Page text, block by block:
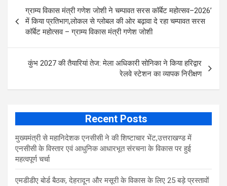
b
o
o
k
er
s
A
p
p
e
navigation
ग्राम्य विकास मंत्री गणेश जोशी ने चम्पावत सरस कॉर्बेट महोत्सव–2026’
में किया प्रतिभाग,लोकल से ग्लोबल की ओर बढ़ावा दे रहा चम्पावत सरस
कॉर्बेट महोत्सव – ग्राम्य विकास मंत्री गणेश जोशी
कुंभ 2027 की तैयारियां तेज: मेला अधिकारी सोनिका ने किया हरिद्वार
रेलवे स्टेशन का व्यापक निरीक्षण
Recent Posts
मुख्यमंत्री से महानिदेशक एनसीसी ने की शिष्टाचार भेंट,उत्तराखण्ड में
एनसीसी के विस्तार एवं आधुनिक आधारभूत संरचना के विकास पर हुई
महत्वपूर्ण चर्चा
एमडीडीए बोर्ड बैठक, देहरादून और मसूरी के विकास के लिए 25 बड़े प्रस्तावों